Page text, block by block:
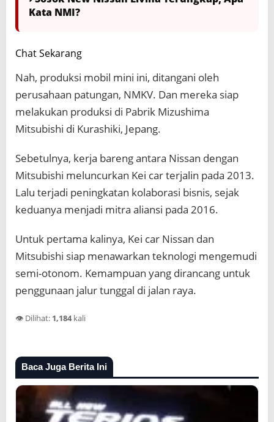
Kata NMI?
Chat Sekarang
Nah, produksi mobil mini ini, ditangani oleh
perusahaan patungan, NMKV. Dan mereka siap
melakukan produksi di Pabrik Mizushima
Mitsubishi di Kurashiki, Jepang.
Sebetulnya, kerja bareng antara Nissan dengan
Mitsubishi meluncurkan Kei car terjalin pada 2013.
Lalu terjadi peningkatan kolaborasi bisnis, sejak
keduanya menjadi mitra aliansi pada 2016.
Untuk pertama kalinya, Kei car Nissan dan
Mitsubishi siap menawarkan teknologi mengemudi
semi-otonom. Kemampuan yang dirancang untuk
penggunaan jalur tunggal di jalan raya.
👁️ Dilihat: 1,184kali
Baca Juga Berita Ini